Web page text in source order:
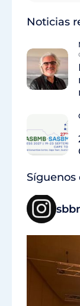
Noticias
Síguenos